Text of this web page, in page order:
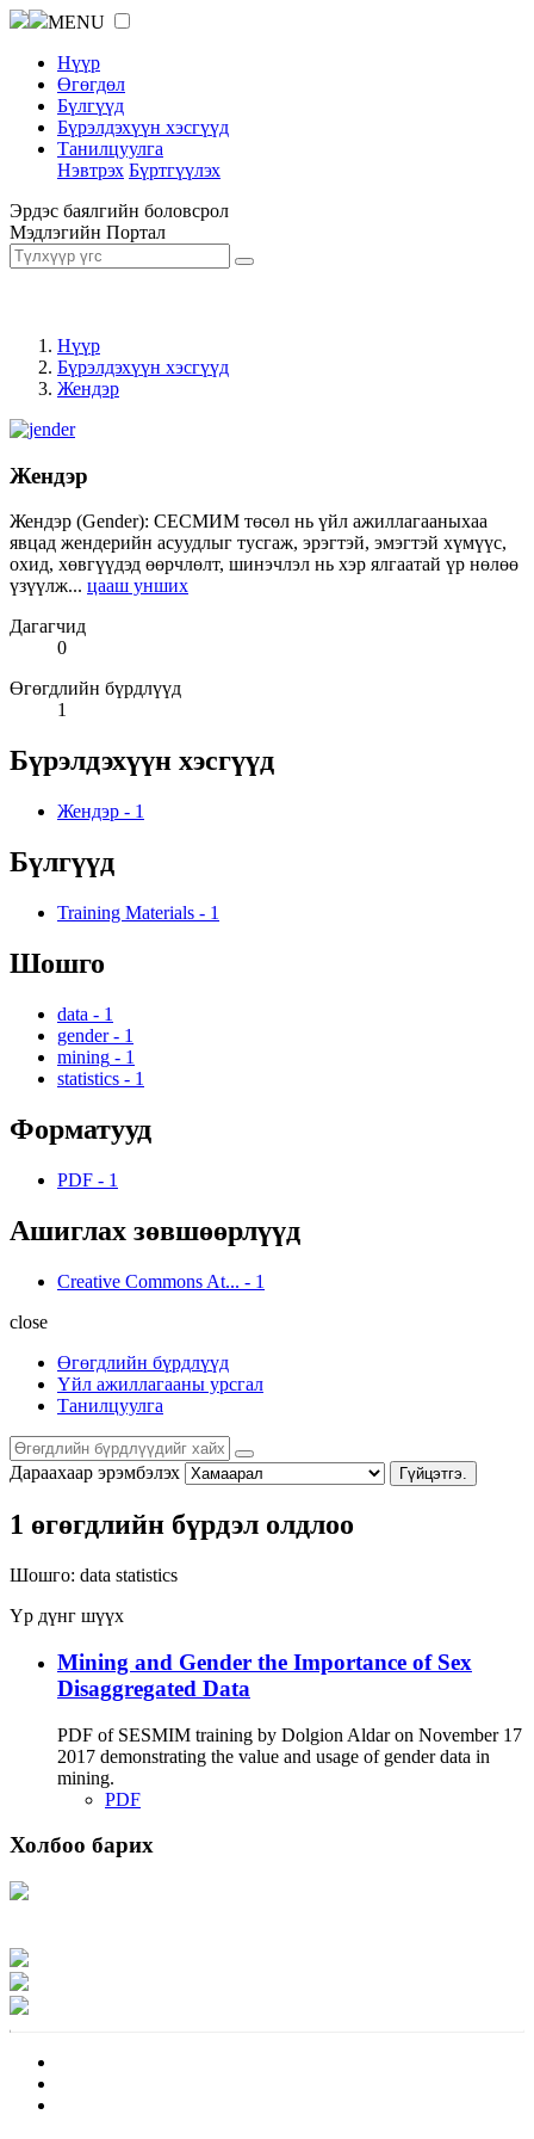
MENU
Нүүр
Өгөгдөл
Бүлгүүд
Бүрэлдэхүүн хэсгүүд
Танилцуулга
Нэвтрэх Бүртгүүлэх
Эрдэс баялгийн боловсрол
Мэдлэгийн Портал
Нүүр
Бүрэлдэхүүн хэсгүүд
Жендэр
Жендэр
Жендэр (Gender): СЕСМИМ төсөл нь үйл ажиллагааныхаа
явцад жендерийн асуудлыг тусгаж, эрэгтэй, эмэгтэй хүмүүс,
охид, хөвгүүдэд өөрчлөлт, шинэчлэл нь хэр ялгаатай үр нөлөө
үзүүлж... цааш унших
Дагагчид
0
Өгөгдлийн бүрдлүүд
1
Бүрэлдэхүүн хэсгүүд
Жендэр - 1
Бүлгүүд
Training Materials - 1
Шошго
data - 1
gender - 1
mining - 1
statistics - 1
Форматууд
PDF - 1
Ашиглах зөвшөөрлүүд
Creative Commons At... - 1
close
Өгөгдлийн бүрдлүүд
Үйл ажиллагааны урсгал
Танилцуулга
Дараахаар эрэмбэлэх Гүйцэтгэ.
1 өгөгдлийн бүрдэл олдлоо
Шошго: data statistics
Үр дүнг шүүх
Mining and Gender the Importance of Sex
Disaggregated Data
PDF of SESMIM training by Dolgion Aldar on November 17
2017 demonstrating the value and usage of gender data in
mining.
PDF
Холбоо барих